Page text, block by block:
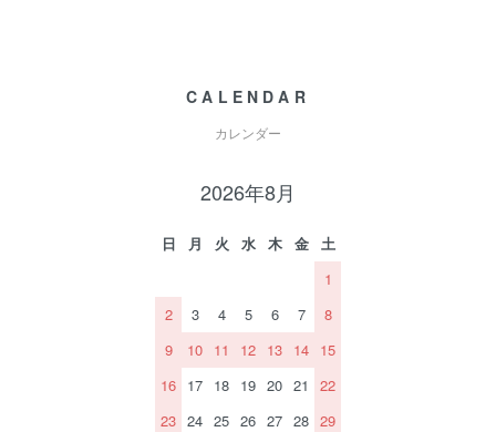
CALENDAR
カレンダー
2026年8月
日 月 火 水 木 金
土
1
2
3 4 5 6 7
8
9
10 11 12 13 14 15
16 17 18 19 20 21
22
23 24 25 26 27 28 29